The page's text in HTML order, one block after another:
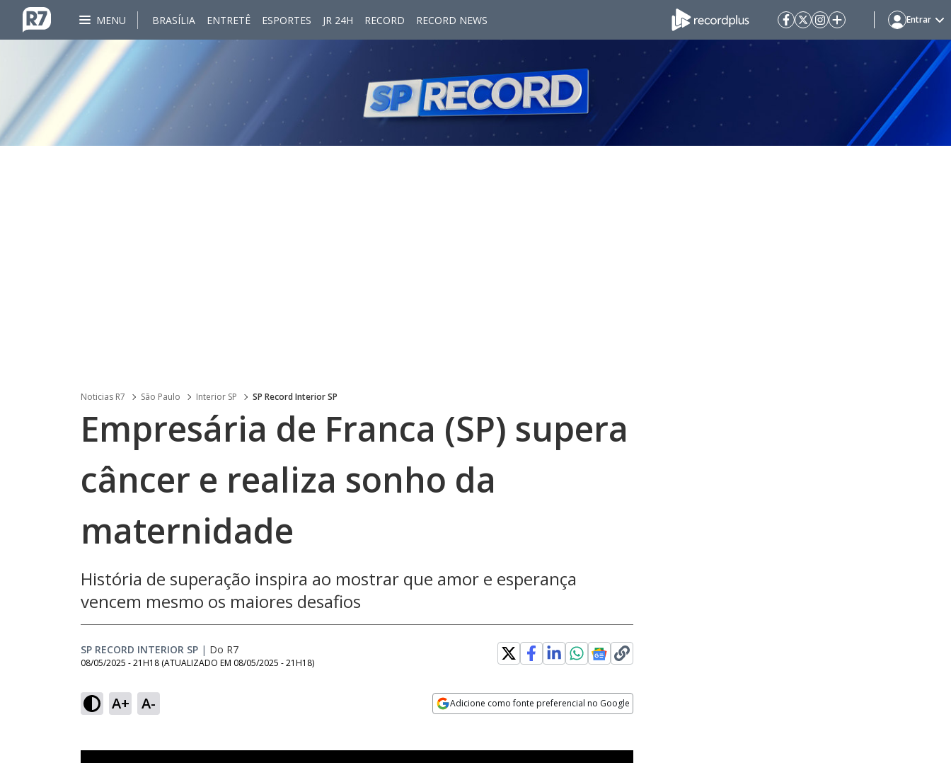
MENU BRASÍLIA ENTRETÊ ESPORTES JR 24H RECORD RECORD NEWS Entrar
Noticias R7 São Paulo Interior SP SP Record Interior SP
Empresária de Franca (SP) supera
câncer e realiza sonho da
maternidade
História de superação inspira ao mostrar que amor e esperança
vencem mesmo os maiores desafios
SP RECORD INTERIOR SP | Do R7
08/05/2025 - 21H18 (ATUALIZADO EM 08/05/2025 - 21H18)
A+ A- Adicione como fonte preferencial no Google